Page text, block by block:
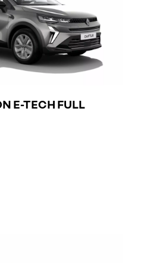
E-TECH FULL